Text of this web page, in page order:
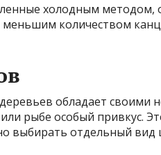
холодным методом,
количеством
обладает своими
рыбе особый привкус.
выбирать отдельный